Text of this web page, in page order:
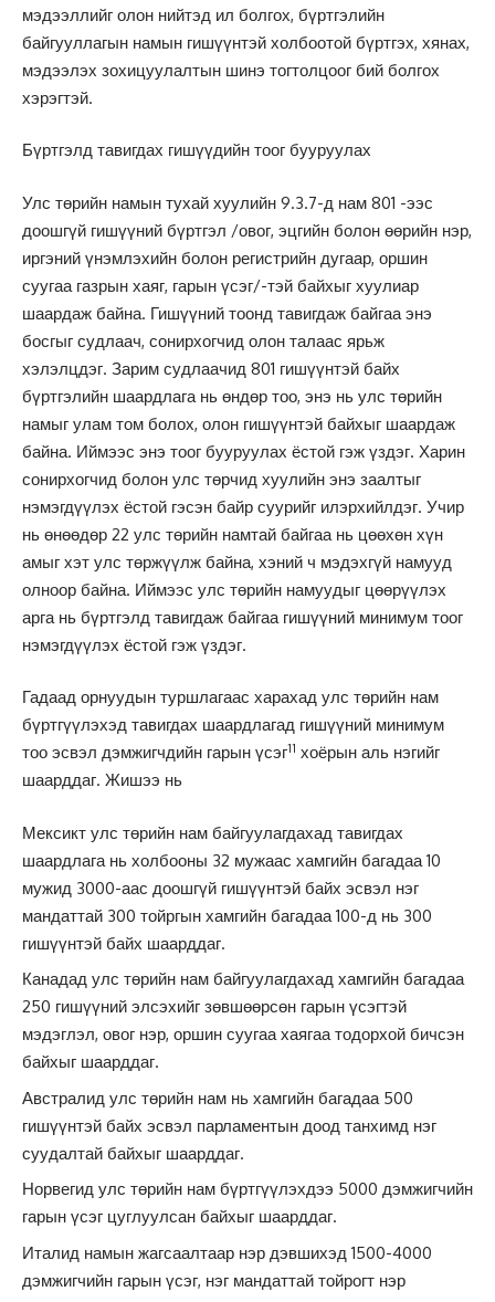
мэдээллийг олон нийтэд ил болгох, бүртгэлийн
байгууллагын намын гишүүнтэй холбоотой бүртгэх, хянах,
мэдээлэх зохицуулалтын шинэ тогтолцоог бий болгох
хэрэгтэй.
Бүртгэлд тавигдах гишүүдийн тоог бууруулах
Улс төрийн намын тухай хуулийн 9.3.7-д нам 801 -ээс
доошгүй гишүүний бүртгэл /овог, эцгийн болон өөрийн нэр,
иргэний үнэмлэхийн болон регистрийн дугаар, оршин
суугаа газрын хаяг, гарын үсэг/-тэй байхыг хуулиар
шаардаж байна. Гишүүний тоонд тавигдаж байгаа энэ
босгыг судлаач, сонирхогчид олон талаас ярьж
хэлэлцдэг. Зарим судлаачид 801 гишүүнтэй байх
бүртгэлийн шаардлага нь өндөр тоо, энэ нь улс төрийн
намыг улам том болох, олон гишүүнтэй байхыг шаардаж
байна. Иймээс энэ тоог бууруулах ёстой гэж үздэг. Харин
сонирхогчид болон улс төрчид хуулийн энэ заалтыг
нэмэгдүүлэх ёстой гэсэн байр суурийг илэрхийлдэг. Учир
нь өнөөдөр 22 улс төрийн намтай байгаа нь цөөхөн хүн
амыг хэт улс төржүүлж байна, хэний ч мэдэхгүй намууд
олноор байна. Иймээс улс төрийн намуудыг цөөрүүлэх
арга нь бүртгэлд тавигдаж байгаа гишүүний минимум тоог
нэмэгдүүлэх ёстой гэж үздэг.
Гадаад орнуудын туршлагаас харахад улс төрийн нам
бүртгүүлэхэд тавигдах шаардлагад гишүүний минимум
тоо эсвэл дэмжигчдийн гарын үсэг11 хоёрын аль нэгийг
шаарддаг. Жишээ нь
Мексикт улс төрийн нам байгуулагдахад тавигдах
шаардлага нь холбооны 32 мужаас хамгийн багадаа 10
мужид 3000-аас доошгүй гишүүнтэй байх эсвэл нэг
мандаттай 300 тойргын хамгийн багадаа 100-д нь 300
гишүүнтэй байх шаарддаг.
Канадад улс төрийн нам байгуулагдахад хамгийн багадаа
250 гишүүний элсэхийг зөвшөөрсөн гарын үсэгтэй
мэдэглэл, овог нэр, оршин суугаа хаягаа тодорхой бичсэн
байхыг шаарддаг.
Австралид улс төрийн нам нь хамгийн багадаа 500
гишүүнтэй байх эсвэл парламентын доод танхимд нэг
суудалтай байхыг шаарддаг.
Норвегид улс төрийн нам бүртгүүлэхдээ 5000 дэмжигчийн
гарын үсэг цуглуулсан байхыг шаарддаг.
Италид намын жагсаалтаар нэр дэвшихэд 1500-4000
дэмжигчийн гарын үсэг, нэг мандаттай тойрогт нэр